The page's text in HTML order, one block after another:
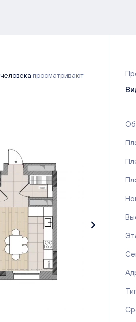
человека просматривают